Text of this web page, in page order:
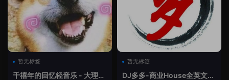
暂无标签
千禧年的回忆轻音乐 - 大理吴
暂无标签
DJ多多-商业House全英文经